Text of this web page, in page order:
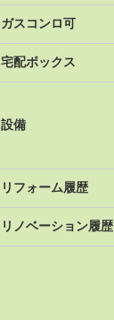
ガスコンロ可
宅配ボックス
設備
リフォーム履歴
リノベーション履歴